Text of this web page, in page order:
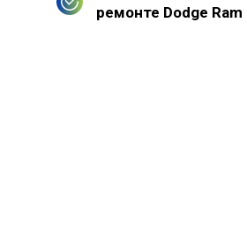
ремонте Dodge Ram